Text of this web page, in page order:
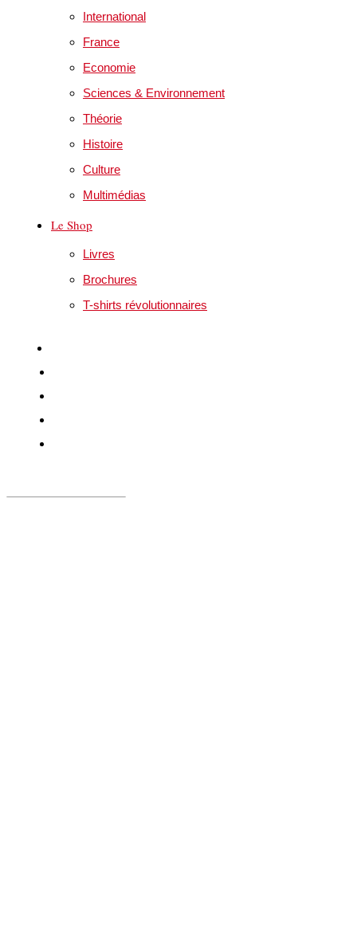
International
France
Economie
Sciences & Environnement
Théorie
Histoire
Culture
Multimédias
Le Shop
Livres
Brochures
T-shirts révolutionnaires